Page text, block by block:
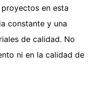
en esta
constante y una
de calidad. No
ni en la calidad de